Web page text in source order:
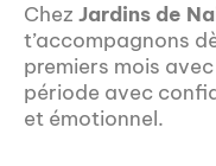
Chez Jardins de
t’accompagnons
premiers mois
période avec
et émotionnel.